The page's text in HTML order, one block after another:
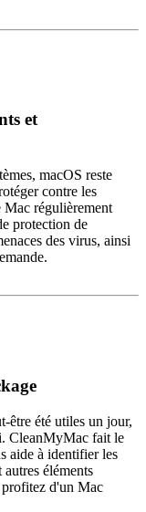
et
macOS reste
contre les
Mac régulièrement
protection de
des virus, ainsi
être été utiles un jour,
CleanMyMac fait le
aide à identifier les
éléments
d'un Mac